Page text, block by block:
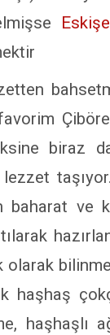
biraz
baharat ve
haşhaşlı